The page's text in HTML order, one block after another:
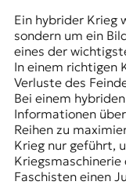
Ein hybrider Krieg
sondern um ein
eines der
In einem richtigen
Verluste des
Bei einem
Informationen
Reihen zu
Krieg nur geführt,
Faschisten einen